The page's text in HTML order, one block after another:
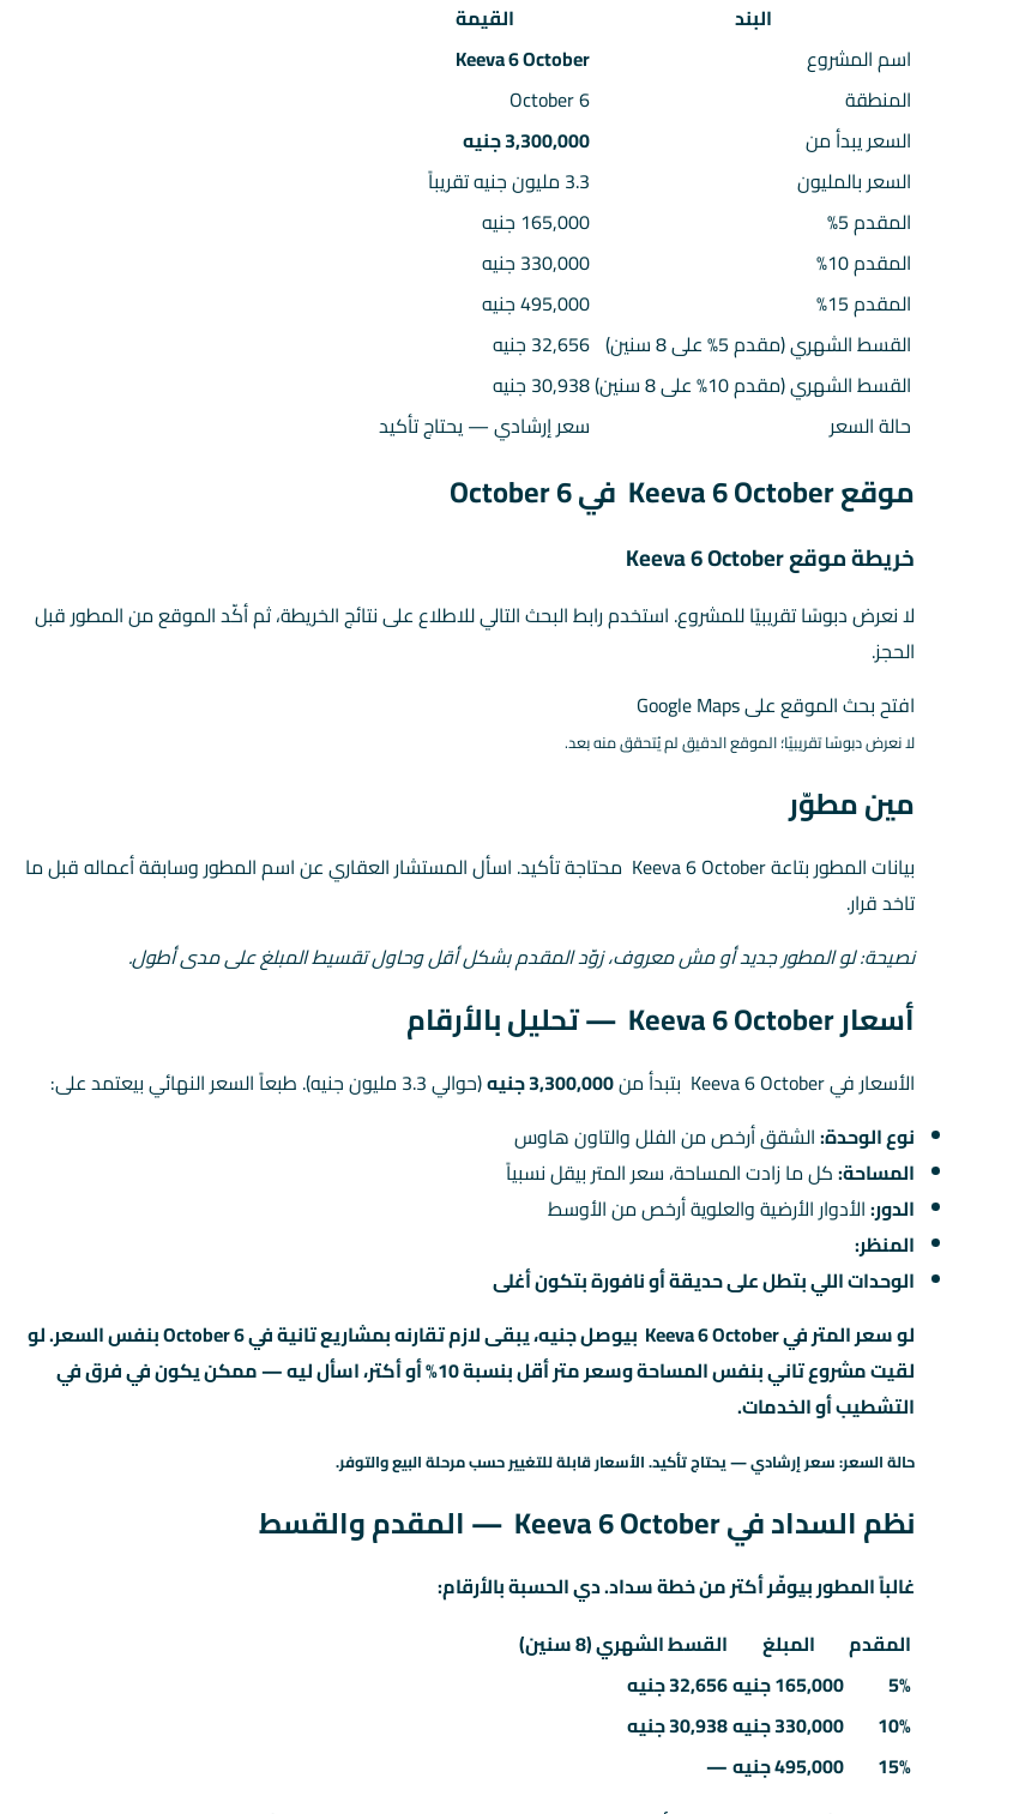
البند
القيمة
اسم المشروع
Keeva 6 October
المنطقة
6 October
السعر يبدأ من
3,300,000 جنيه
السعر بالمليون
3.3 مليون جنيه تقريباً
المقدم 5%
165,000 جنيه
المقدم 10%
330,000 جنيه
المقدم 15%
495,000 جنيه
القسط الشهري (مقدم 5% على 8 سنين)
32,656 جنيه
القسط الشهري (مقدم 10% على 8 سنين)
30,938 جنيه
حالة السعر
سعر إرشادي — يحتاج تأكيد
موقع Keeva 6 October في 6 October
خريطة موقع Keeva 6 October
لا نعرض دبوسًا تقريبيًا للمشروع. استخدم رابط البحث التالي للاطلاع على نتائج الخريطة، ثم أكّد الموقع من المطور قبل
الحجز.
افتح بحث الموقع على Google Maps
لا نعرض دبوسًا تقريبيًا؛ الموقع الدقيق لم يُتحقق منه بعد.
مين مطوّر
بيانات المطور بتاعة Keeva 6 October محتاجة تأكيد. اسأل المستشار العقاري عن اسم المطور وسابقة أعماله قبل ما
تاخد قرار.
نصيحة: لو المطور جديد أو مش معروف، زوّد المقدم بشكل أقل وحاول تقسيط المبلغ على مدى أطول.
أسعار Keeva 6 October — تحليل بالأرقام
الأسعار في Keeva 6 October بتبدأ من 3,300,000 جنيه
(حوالي 3.3 مليون جنيه). طبعاً السعر النهائي بيعتمد على:
نوع الوحدة:الشقق أرخص من الفلل والتاون هاوس
المساحة:كل ما زادت المساحة، سعر المتر بيقل نسبياً
الدور:الأدوار الأرضية والعلوية أرخص من الأوسط
المنظر:
الوحدات اللي بتطل على حديقة أو نافورة بتكون أغلى
لو سعر المتر في Keeva 6 October بيوصل جنيه، يبقى لازم تقارنه بمشاريع تانية في 6 October بنفس السعر. لو
لقيت مشروع تاني بنفس المساحة وسعر متر أقل بنسبة 10% أو أكتر، اسأل ليه — ممكن يكون في فرق في
التشطيب أو الخدمات.
حالة السعر: سعر إرشادي — يحتاج تأكيد. الأسعار قابلة للتغيير حسب مرحلة البيع والتوفر.
نظم السداد في Keeva 6 October — المقدم والقسط
غالباً المطور بيوفّر أكتر من خطة سداد. دي الحسبة بالأرقام:
المقدم
المبلغ
القسط الشهري (8 سنين)
5%
165,000 جنيه
32,656 جنيه
10%
330,000 جنيه
30,938 جنيه
15%
495,000 جنيه
—